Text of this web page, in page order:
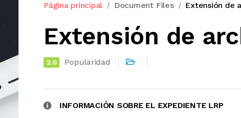
Página principal Document Files Extensión de
Extensión de
2.0 Popularidad
INFORMACIÓN SOBRE EL EXPEDIENTE LRP